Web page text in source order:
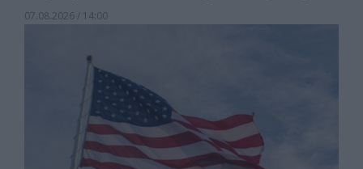
07.08.2026 / 14:00